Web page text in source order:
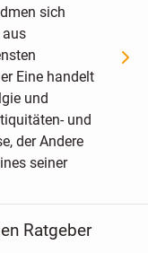
sich
aus
Eine handelt
und
und
der Andere
seiner
Ratgeber